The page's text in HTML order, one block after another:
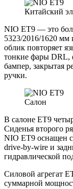
Китайский
NIO ET9 — это
5323/2016/1620 мм
облик повторяет
тонкие фары DRL,
бампер, закрытая
ручки.
Салон
В салоне ET9
Сиденья второго
NIO ET9 оснащен
drive-by-wire и
гидравлической
Силовой агрегат
суммарной